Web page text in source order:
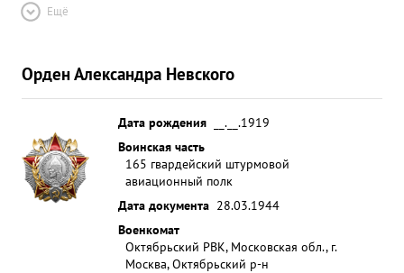
установку ,2 подводы и вызвал один крупный
подтверждается боевыми донесениями 61 КШАП
и докладами экипажей. ...»
Ещё
Орден Александра Невского
Дата рождения
__.__.1919
Воинская часть
165 гвардейский штурмовой
авиационный полк
Дата документа 28.03.1944
Военкомат
Октябрьский РВК, Московская обл., г.
Москва, Октябрьский р-н